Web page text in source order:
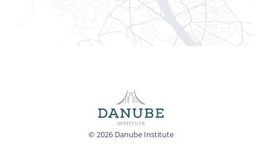
© 2026 Danube Institute